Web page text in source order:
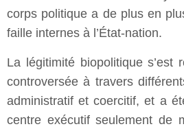
corps politique a de plus en
faille internes à l’État-nation.
La légitimité biopolitique s’est
controversée à travers
administratif et coercitif, et a
centre exécutif seulement de